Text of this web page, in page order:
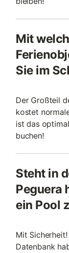
Mit
Sie im
Der Großteil
kostet
ist das
buchen!
Steht in
Peguera
ein Pool
Mit
Datenbank